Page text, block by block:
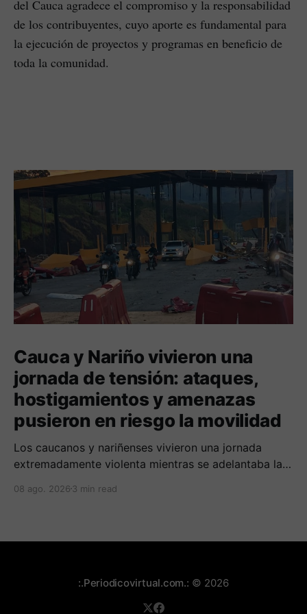
del Cauca agradece el compromiso y la responsabilidad
de los contribuyentes, cuyo aporte es fundamental para
la ejecución de proyectos y programas en beneficio de
toda la comunidad.
Cauca y Nariño vivieron una
jornada de tensión: ataques,
hostigamientos y amenazas
pusieron en riesgo la movilidad
Los caucanos y nariñenses vivieron una jornada
extremadamente violenta mientras se adelantaba la
presidente de Colombia.
08 ago. 2026 3 min read
:.Periodicovirtual.com.: © 2026